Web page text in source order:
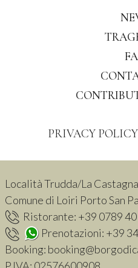
PRIVACY POLICY
Località Trudda/La Castagna
Comune di Loiri Porto San
Ristorante: +39 0789
Prenotazioni: +39
Booking: